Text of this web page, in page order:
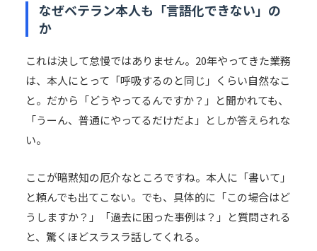
なぜベテラン本人も「言語化できない」の
か
これは決して怠慢ではありません。20年やってきた業務
は、本人にとって「呼吸するのと同じ」くらい自然なこ
と。だから「どうやってるんですか？」と聞かれても、
「うーん、普通にやってるだけだよ」としか答えられな
い。
ここが暗黙知の厄介なところですね。本人に「書いて」
と頼んでも出てこない。でも、具体的に「この場合はど
うしますか？」「過去に困った事例は？」と質問される
と、驚くほどスラスラ話してくれる。